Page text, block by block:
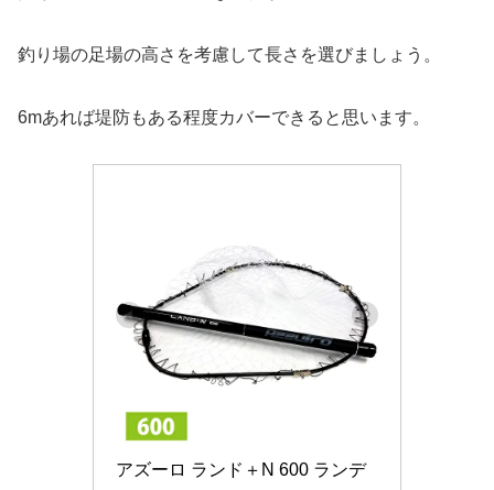
釣り場の足場の高さを考慮して長さを選びましょう。
6mあれば堤防もある程度カバーできると思います。
アズーロ ランド＋N 600 ランデ